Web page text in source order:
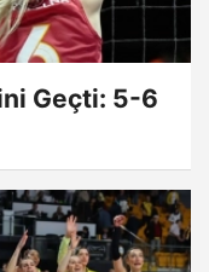
Geçti: 5-6